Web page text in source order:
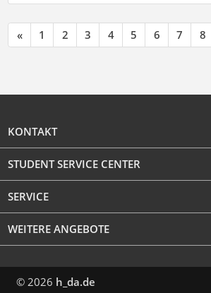
« 1 2 3 4 5 6 7 8
KONTAKT
STUDENT SERVICE CENTER
SERVICE
WEITERE ANGEBOTE
© 2026 h_da.de